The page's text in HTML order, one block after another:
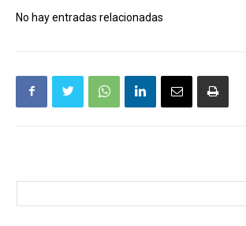
No hay entradas relacionadas